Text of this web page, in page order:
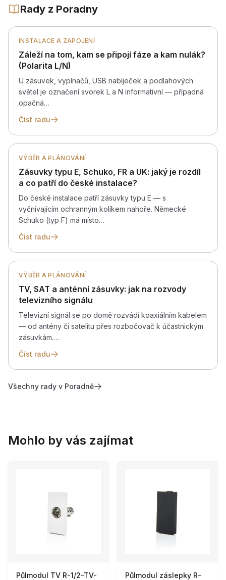
Rady z Poradny
INSTALACE A ZAPOJENÍ
Záleží na tom, kam se připojí fáze a kam nulák?
(Polarita L/N)
U zásuvek, vypínačů, USB nabíječek a podlahových
světel je označení svorek L a N informativní — případná
opačná…
Číst radu
VÝBĚR A PLÁNOVÁNÍ
Zásuvky typu E, Schuko, FR a UK: jaký je rozdíl
a co patří do české instalace?
Do české instalace patří zásuvky typu E — s
vyčnívajícím ochranným kolíkem nahoře. Německé
Schuko (typ F) má místo…
Číst radu
VÝBĚR A PLÁNOVÁNÍ
TV, SAT a anténní zásuvky: jak na rozvody
televizního signálu
Televizní signál se po domě rozvádí koaxiálním kabelem
— od antény či satelitu přes rozbočovač k účastnickým
zásuvkám.…
Číst radu
Všechny rady v Poradně
Mohlo by vás zajímat
Půlmodul TV R-1/2-TV-
Půlmodul záslepky R-